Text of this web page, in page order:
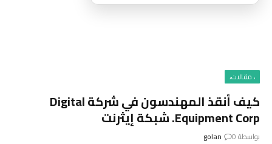
، مقالات،
كيف أنقذ المهندسون في شركة Digital
Equipment Corp. شبكة إيثرنت
بواسطة golan 0